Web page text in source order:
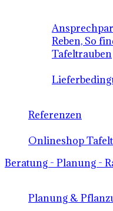
Reben, So
Tafeltrauben
Referenzen
Onlineshop
Beratung - Planung -
Planung &